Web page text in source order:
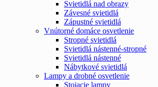
Svietidlá nad obrazy
Závesné svietidlá
Zápustné svietidlá
Vnútorné domáce osvetlenie
Stropné svietidlá
Svietidlá nástenné-stropné
Svietidlá nástenné
Nábytkové svietidlá
Lampy a drobné osvetlenie
Stojacie lampy